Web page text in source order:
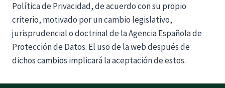
Política de Privacidad, de acuerdo con su propio
criterio, motivado por un cambio legislativo,
jurisprudencial o doctrinal de la Agencia Española de
Protección de Datos. El uso de la web después de
dichos cambios implicará la aceptación de estos.